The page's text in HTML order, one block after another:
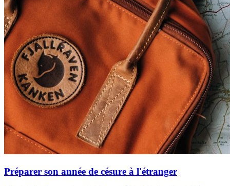
Préparer son année de césure à l'étranger